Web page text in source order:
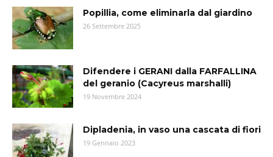
Popillia, come eliminarla dal giardino
26 Settembre 2025
Difendere i GERANI dalla FARFALLINA
del geranio (Cacyreus marshalli)
19 Novembre 2024
Dipladenia, in vaso una cascata di fiori
19 Gennaio 2023